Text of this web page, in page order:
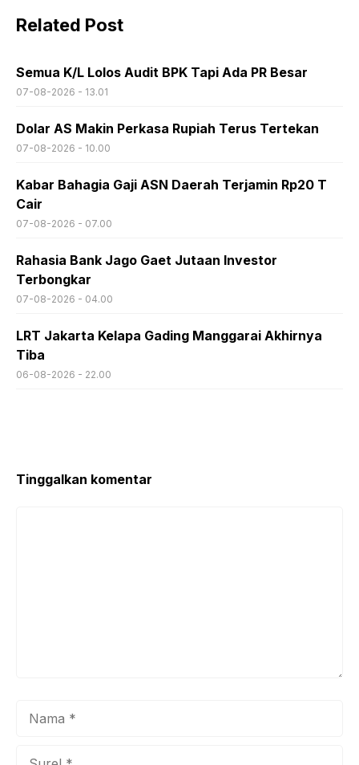
Related Post
Semua K/L Lolos Audit BPK Tapi Ada PR Besar
07-08-2026 - 13.01
Dolar AS Makin Perkasa Rupiah Terus Tertekan
07-08-2026 - 10.00
Kabar Bahagia Gaji ASN Daerah Terjamin Rp20 T
Cair
07-08-2026 - 07.00
Rahasia Bank Jago Gaet Jutaan Investor
Terbongkar
07-08-2026 - 04.00
LRT Jakarta Kelapa Gading Manggarai Akhirnya
Tiba
06-08-2026 - 22.00
Tinggalkan komentar